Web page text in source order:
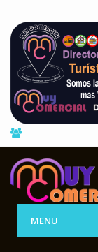
MENU